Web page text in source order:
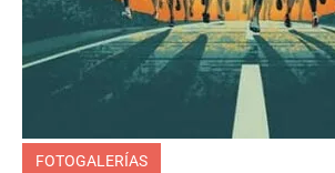
FOTOGALERÍAS